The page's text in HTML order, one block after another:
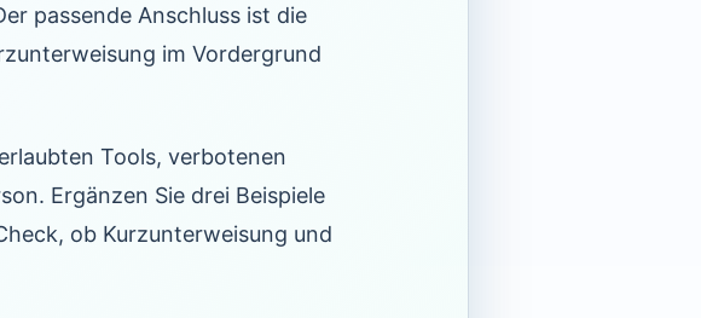
passende Anschluss ist die
im Vordergrund
Tools, verbotenen
Ergänzen Sie drei Beispiele
ob Kurzunterweisung und